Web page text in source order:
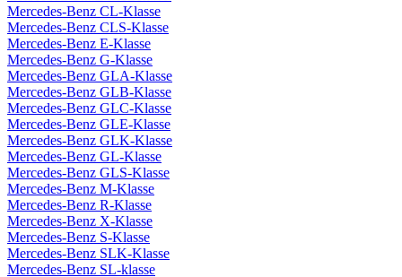
Mercedes-Benz CL-Klasse
Mercedes-Benz CLS-Klasse
Mercedes-Benz E-Klasse
Mercedes-Benz G-Klasse
Mercedes-Benz GLA-Klasse
Mercedes-Benz GLB-Klasse
Mercedes-Benz GLC-Klasse
Mercedes-Benz GLE-Klasse
Mercedes-Benz GLK-Klasse
Mercedes-Benz GL-Klasse
Mercedes-Benz GLS-Klasse
Mercedes-Benz M-Klasse
Mercedes-Benz R-Klasse
Mercedes-Benz X-Klasse
Mercedes-Benz S-Klasse
Mercedes-Benz SLK-Klasse
Mercedes-Benz SL-klasse